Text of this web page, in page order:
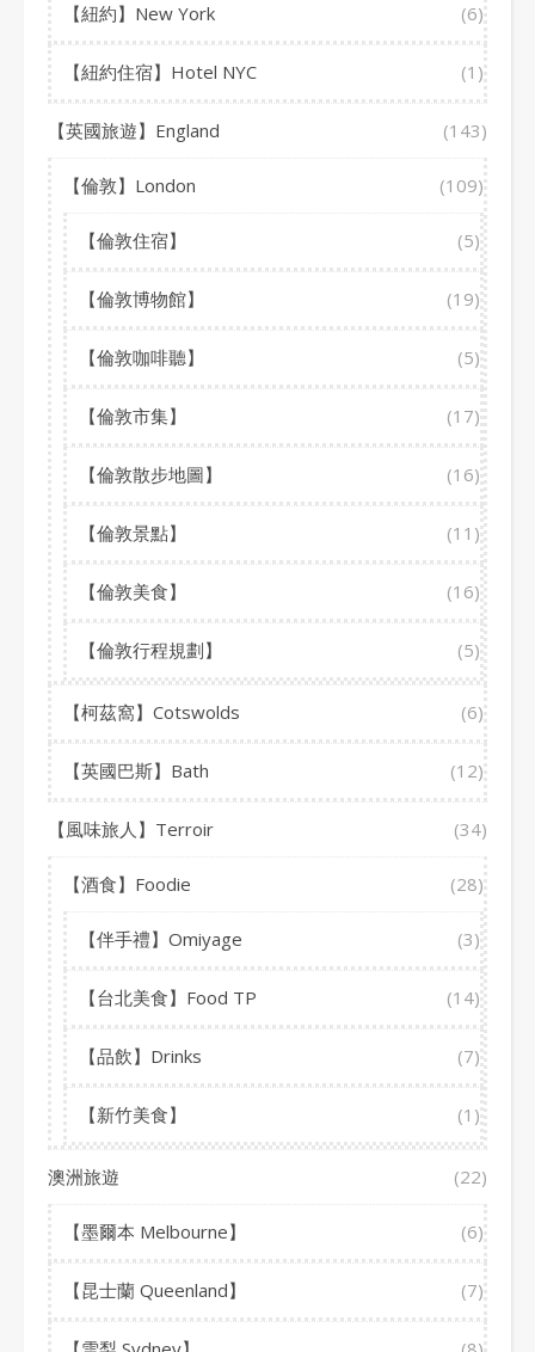
【紐約】New York (6)
【紐約住宿】Hotel NYC (1)
【英國旅遊】England (143)
【倫敦】London (109)
【倫敦住宿】 (5)
【倫敦博物館】 (19)
【倫敦咖啡聽】 (5)
【倫敦市集】 (17)
【倫敦散步地圖】 (16)
【倫敦景點】 (11)
【倫敦美食】 (16)
【倫敦行程規劃】 (5)
【柯茲窩】Cotswolds (6)
【英國巴斯】Bath (12)
【風味旅人】Terroir (34)
【酒食】Foodie (28)
【伴手禮】Omiyage (3)
【台北美食】Food TP (14)
【品飲】Drinks (7)
【新竹美食】 (1)
澳洲旅遊 (22)
【墨爾本 Melbourne】 (6)
【昆士蘭 Queenland】 (7)